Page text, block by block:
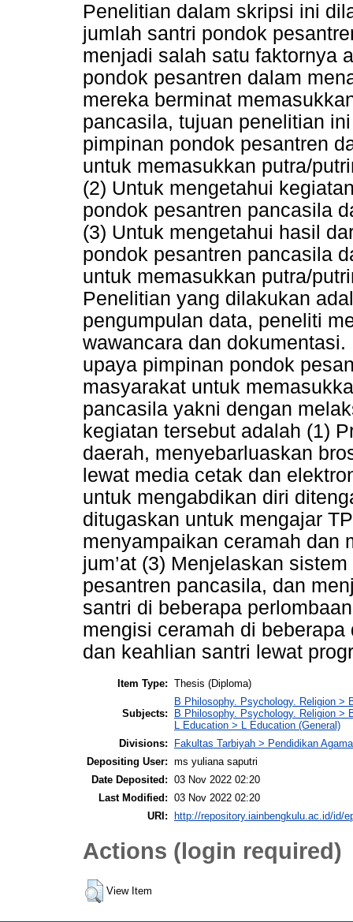
Penelitian dalam skripsi ini
jumlah santri pondok
menjadi salah satu faktornya
pondok pesantren dalam
mereka berminat
pancasila, tujuan penelitian
pimpinan pondok pesantren
untuk memasukkan putra/
(2) Untuk mengetahui
pondok pesantren pancasila
(3) Untuk mengetahui hasil
pondok pesantren pancasila
untuk memasukkan putra/
Penelitian yang dilakukan
pengumpulan data, peneliti
wawancara dan
upaya pimpinan pondok
masyarakat untuk
pancasila yakni dengan
kegiatan tersebut adalah (1)
daerah, menyebarluaskan
lewat media cetak dan
untuk mengabdikan diri
ditugaskan untuk mengajar
menyampaikan ceramah dan
jum’at (3) Menjelaskan
pesantren pancasila, dan
santri di beberapa
mengisi ceramah di
dan keahlian santri lewat
Item Type: Thesis (Diploma)
Subjects:
B Philosophy. Psychology. Religion >
B Philosophy. Psychology. Religion >
L Education > L Education (General)
Divisions:
Fakultas Tarbiyah > Pendidikan
Depositing User: ms yuliana saputri
Date Deposited: 03 Nov 2022 02:20
Last Modified: 03 Nov 2022 02:20
URI:
http://repository.iainbengkulu.ac.id/id/
Actions (login required)
View Item